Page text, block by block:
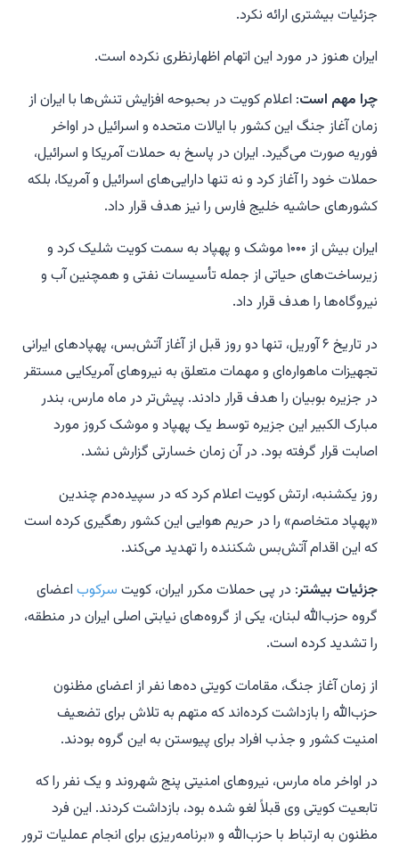
جزئیات بیشتری ارائه نکرد.
ایران هنوز در مورد این اتهام اظهارنظری نکرده است.
چرا مهم است: اعلام کویت در بحبوحه افزایش تنش‌ها با ایران از
زمان آغاز جنگ این کشور با ایالات متحده و اسرائیل در اواخر
فوریه صورت می‌گیرد. ایران در پاسخ به حملات آمریکا و اسرائیل،
حملات خود را آغاز کرد و نه تنها دارایی‌های اسرائیل و آمریکا، بلکه
کشورهای حاشیه خلیج فارس را نیز هدف قرار داد.
ایران بیش از ۱۰۰۰ موشک و پهپاد به سمت کویت شلیک کرد و
زیرساخت‌های حیاتی از جمله تأسیسات نفتی و همچنین آب و
نیروگاه‌ها را هدف قرار داد.
در تاریخ ۶ آوریل، تنها دو روز قبل از آغاز آتش‌بس، پهپادهای ایرانی
تجهیزات ماهواره‌ای و مهمات متعلق به نیروهای آمریکایی مستقر
در جزیره بوبیان را هدف قرار دادند. پیش‌تر در ماه مارس، بندر
مبارک الکبیر این جزیره توسط یک پهپاد و موشک کروز مورد
اصابت قرار گرفته بود. در آن زمان خسارتی گزارش نشد.
روز یکشنبه، ارتش کویت اعلام کرد که در سپیده‌دم چندین
«پهپاد متخاصم» را در حریم هوایی این کشور رهگیری کرده است
که این اقدام آتش‌بس شکننده را تهدید می‌کند.
جزئیات بیشتر: در پی حملات مکرر ایران، کویت سرکوب اعضای
گروه حزب‌الله لبنان، یکی از گروه‌های نیابتی اصلی ایران در منطقه،
را تشدید کرده است.
از زمان آغاز جنگ، مقامات کویتی ده‌ها نفر از اعضای مظنون
حزب‌الله را بازداشت کرده‌اند که متهم به تلاش برای تضعیف
امنیت کشور و جذب افراد برای پیوستن به این گروه بودند.
در اواخر ماه مارس، نیروهای امنیتی پنج شهروند و یک نفر را که
تابعیت کویتی وی قبلاً لغو شده بود، بازداشت کردند. این فرد
مظنون به ارتباط با حزب‌الله و «برنامه‌ریزی برای انجام عملیات ترور